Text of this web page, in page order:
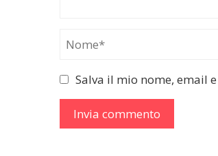
Salva il mio nome, email